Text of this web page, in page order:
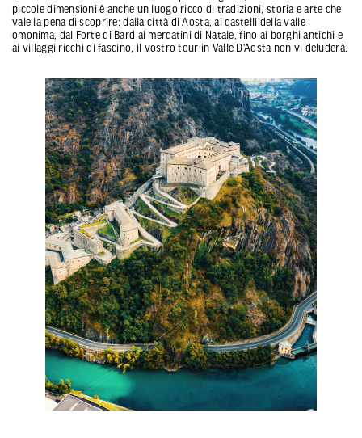
piccole dimensioni è anche un luogo ricco di tradizioni, storia e arte che
vale la pena di scoprire: dalla città di Aosta, ai castelli della valle
omonima, dal Forte di Bard ai mercatini di Natale, fino ai borghi antichi e
ai villaggi ricchi di fascino, il vostro tour in Valle D'Aosta non vi deluderà.